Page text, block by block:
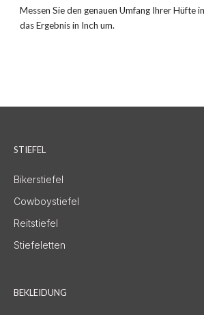
Messen Sie den genauen Umfang Ihrer Hüfte
das Ergebnis in Inch um.
STIEFEL
Bikerstiefel
Cowboystiefel
Reitstiefel
Stiefeletten
BEKLEIDUNG